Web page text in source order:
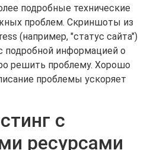
подробные технические
проблем. Скриншоты из
(например, "статус сайта")
подробной информацией о
решить проблему. Хорошо
проблемы ускоряет
с
ресурсами